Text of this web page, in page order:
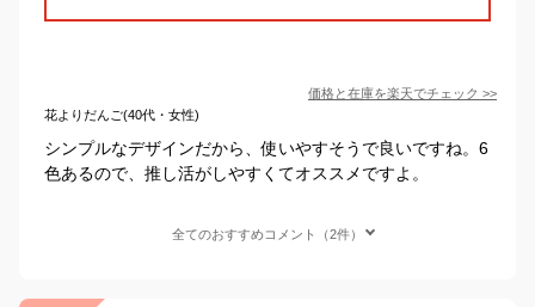
価格と在庫を楽天でチェック >>
花よりだんご(40代・女性)
シンプルなデザインだから、使いやすそうで良いですね。6
色あるので、推し活がしやすくてオススメですよ。
全てのおすすめコメント（2件）